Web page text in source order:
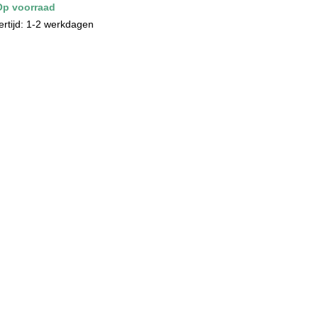
voorraad
1-2 werkdagen